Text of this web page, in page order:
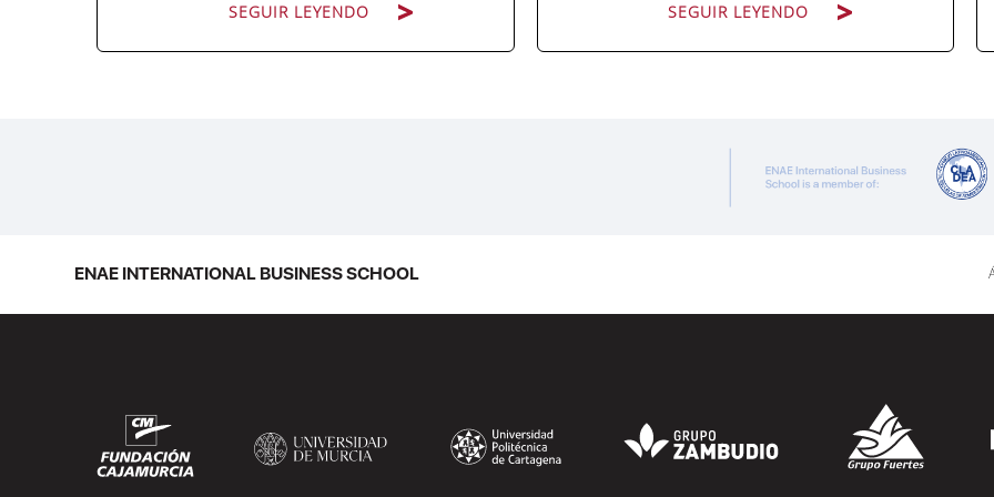
SEGUIR LEYENDO
practicar y medir. Si te preguntas qué
SEGUIR LEYENDO
la estructura corporativa española en la
última década como el compliance
officer. Desde que la reforma del Código
ENAE INTERNATIONAL BUSINESS SCHOOL